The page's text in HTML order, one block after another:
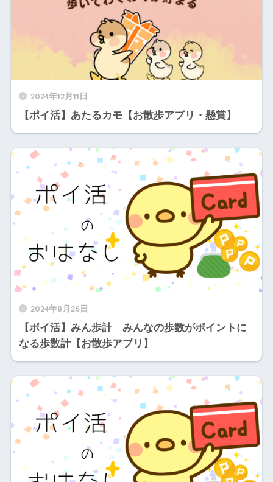
2024年12月11日
【ポイ活】あたるカモ【お散歩アプリ・懸賞】
2024年8月26日
【ポイ活】みん歩計 みんなの歩数がポイントに
なる歩数計【お散歩アプリ】